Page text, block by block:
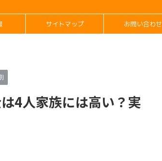
サイトマップ お問い合わせ
4人家族には高い？実